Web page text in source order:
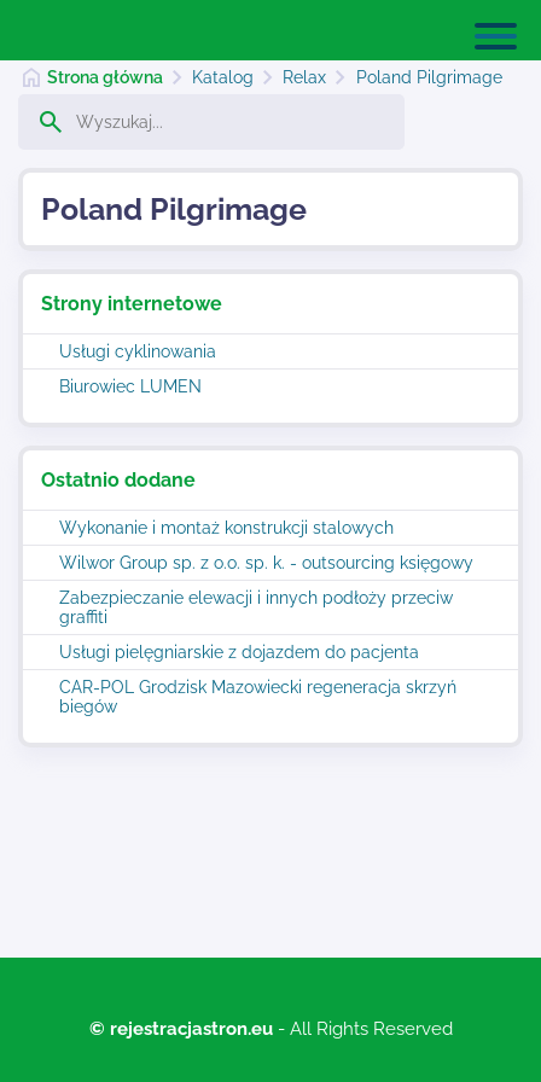
Dodaj stronę
Najnowsze
Kontakt
Strona główna Katalog Relax Poland Pilgrimage
Strony internetowe
Usługi cyklinowania
Biurowiec LUMEN
Ostatnio dodane
Wykonanie i montaż konstrukcji stalowych
Wilwor Group sp. z o.o. sp. k. - outsourcing księgowy
Zabezpieczanie elewacji i innych podłoży przeciw
graffiti
Usługi pielęgniarskie z dojazdem do pacjenta
CAR-POL Grodzisk Mazowiecki regeneracja skrzyń
biegów
Poland Pilgrimage
© rejestracjastron.eu- All Rights Reserved